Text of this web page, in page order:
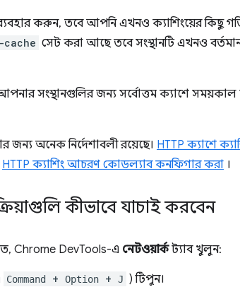
করুন, তবে আপনি এখনও ক্যাশিংয়ের কিছু
cache সেট করা আছে তবে সংস্থানটি এখনও
সংস্থানগুলির জন্য সর্বোত্তম ক্যাশে সময়কাল
জন্য অনেক নির্দেশাবলী রয়েছে। HTTP ক্যাশে
HTTP ক্যাশিং আচরণ কোডল্যাব কনফিগার করা ।
কীভাবে যাচাই করবেন
Chrome DevTools-এ নেটওয়ার্কট্যাব খুলুন:
Command + Option + J
) টিপুন।